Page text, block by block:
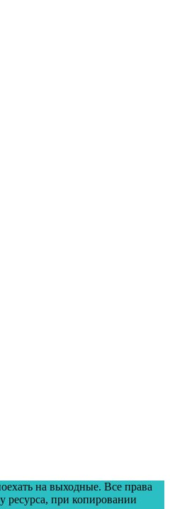
на выходные. Все права
ресурса, при копировании